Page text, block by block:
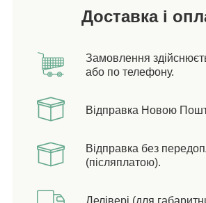
Доставка і
Замовлення
або по телефону.
Відправка Новою
Відправка без
(післяплатою).